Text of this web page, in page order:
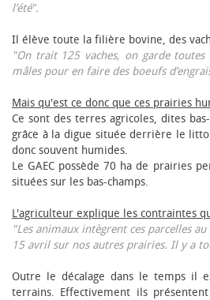
l’été".
Il élève toute la filière bovine, des
"On trait 125 vaches, on garde
mâles pour en faire des bœufs
Mais qu'est ce donc que ces prairies
Ce sont des terres agricoles, dites
grâce à la digue située derrière le
donc souvent humides.
Le GAEC possède 70 ha de prairies
situées sur les bas-champs.
L'agriculteur explique les contraintes
"Les animaux intègrent ces parcelles
15 avril sur nos autres prairies. Il y a
Outre le décalage dans le temps il
terrains. Effectivement ils